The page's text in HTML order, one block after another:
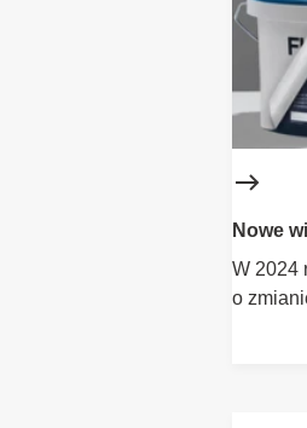
Nowe
W 2024
o